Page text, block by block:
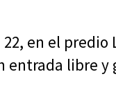
22, en el
entrada libre